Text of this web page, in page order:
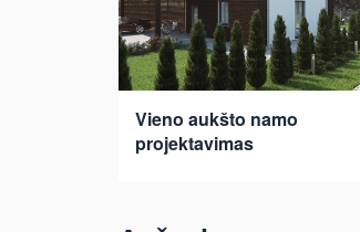
Vieno aukšto namo
projektavimas